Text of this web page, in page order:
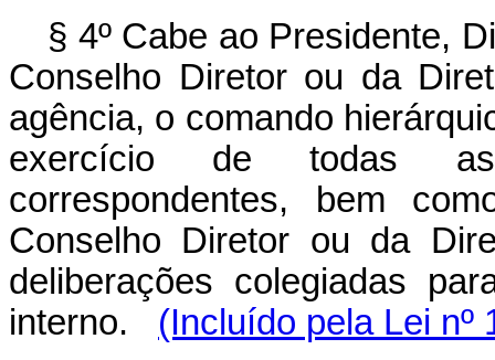
§ 4º Cabe ao Presidente,
Conselho Diretor ou da
agência, o comando
exercício de todas as
correspondentes, bem
Conselho Diretor ou da
deliberações colegiadas
interno. (Incluído pela Lei nº